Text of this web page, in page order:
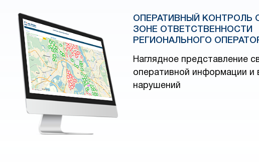
ОПЕРАТИВНЫЙ КОНТРОЛЬ
ЗОНЕ ОТВЕТСТВЕННОСТИ
РЕГИОНАЛЬНОГО
Наглядное представление
оперативной информации и
нарушений